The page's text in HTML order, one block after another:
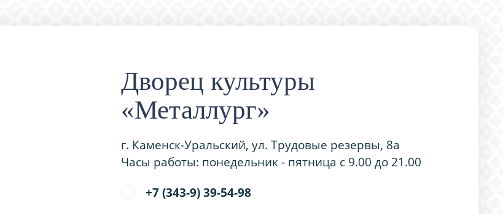
Дворец культуры
«Металлург»
г. Каменск-Уральский, ул. Трудовые резервы, 8а
Часы работы: понедельник - пятница с 9.00 до 21.00
+7 (343-9) 39-54-98